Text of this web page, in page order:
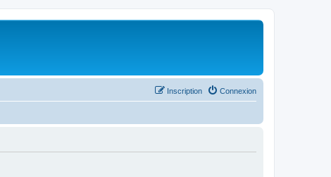
Connexion
Inscription